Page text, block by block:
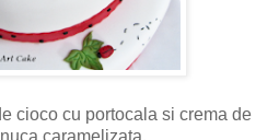
cioco cu portocala si crema de
caramelizata.